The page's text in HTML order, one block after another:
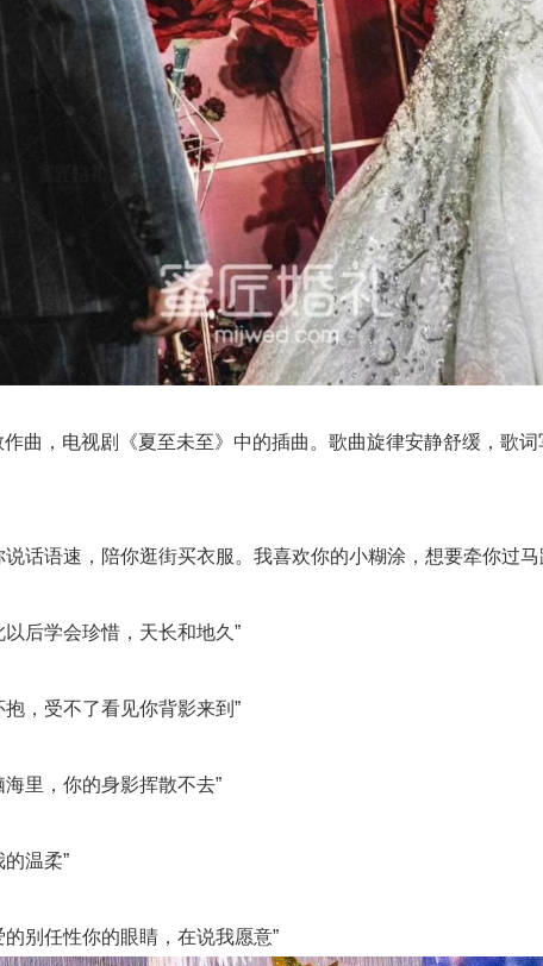
，电视剧《夏至未至》中的插曲。歌曲旋律安静舒缓，歌
语速，陪你逛街买衣服。我喜欢你的小糊涂，想要牵你过马
后学会珍惜，天长和地久”
，受不了看见你背影来到”
里，你的身影挥散不去”
温柔”
别任性你的眼睛，在说我愿意”